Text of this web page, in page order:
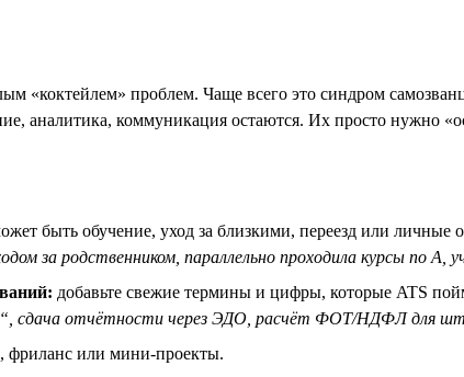
«коктейлем» проблем. Чаще всего это синдром
коммуникация остаются. Их просто нужно
быть обучение, уход за близкими, переезд или личные
за родственником, параллельно проходила курсы по A,
добавьте свежие термины и цифры, которые ATS
сдача отчётности через ЭДО, расчёт ФОТ/НДФЛ для
фриланс или мини-проекты.